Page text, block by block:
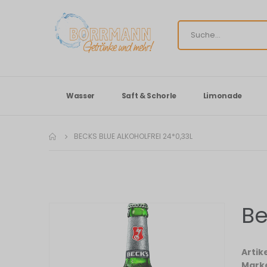
Wasser Saft & Schorle Limonade
BECKS BLUE ALKOHOLFREI 24*0,33L